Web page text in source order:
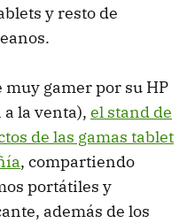
y resto de
gamer por su HP
la venta), el stand de
de las gamas tablet
, compartiendo
portátiles y
además de los